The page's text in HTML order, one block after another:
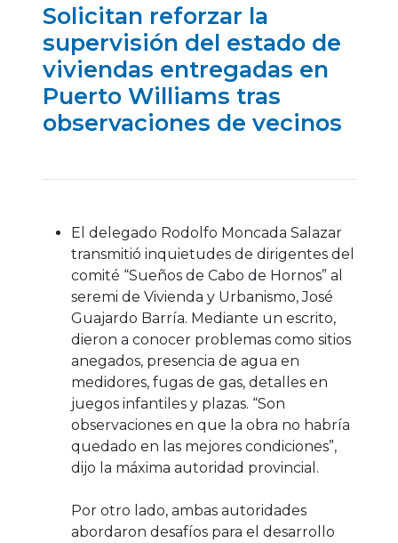
Solicitan reforzar la
supervisión del estado de
viviendas entregadas en
Puerto Williams tras
observaciones de vecinos
El delegado Rodolfo Moncada Salazar
transmitió inquietudes de dirigentes del
comité “Sueños de Cabo de Hornos” al
seremi de Vivienda y Urbanismo, José
Guajardo Barría. Mediante un escrito,
dieron a conocer problemas como sitios
anegados, presencia de agua en
medidores, fugas de gas, detalles en
juegos infantiles y plazas. “Son
observaciones en que la obra no habría
quedado en las mejores condiciones”,
dijo la máxima autoridad provincial.
Por otro lado, ambas autoridades
abordaron desafíos para el desarrollo